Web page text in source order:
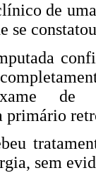
de
se
de
primário
sem